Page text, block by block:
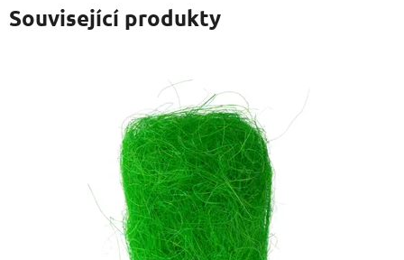
Související produkty